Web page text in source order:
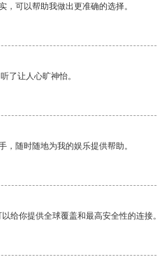
，可以帮助我做出更准确的选择。
了让人心旷神怡。
，随时随地为我的娱乐提供帮助。
给你提供全球覆盖和最高安全性的连接。